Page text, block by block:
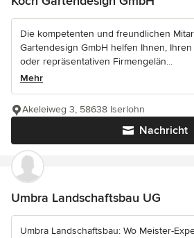
Die kompetenten und freundlichen
Gartendesign GmbH helfen Ihnen, Ihren
oder repräsentativen Firmengelän...
Mehr
Nachricht
Akeleiweg 3, 58638 Iserlohn
Umbra Landschaftsbau UG
Umbra Landschaftsbau: Wo Meister-